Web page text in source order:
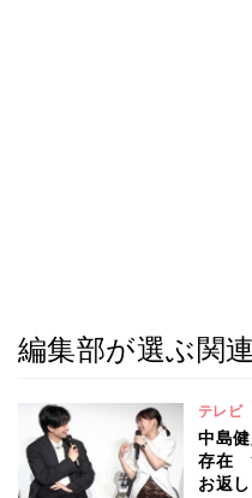
編集部が選ぶ関
テレビ
中島
存在
お返し